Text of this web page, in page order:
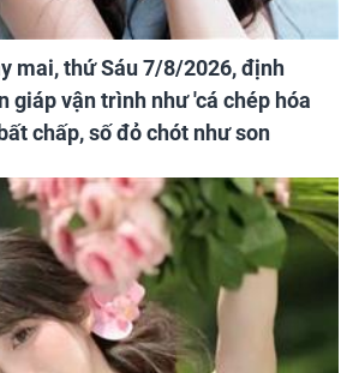
mai, thứ Sáu 7/8/2026, định
giáp vận trình như 'cá chép hóa
chấp, số đỏ chót như son